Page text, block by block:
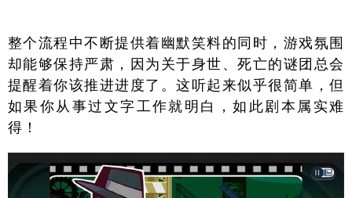
整个流程中不断提供着幽默笑料的同时，游戏氛围
却能够保持严肃，因为关于身世、死亡的谜团总会
提醒着你该推进进度了。这听起来似乎很简单，但
如果你从事过文字工作就明白，如此剧本属实难
得！